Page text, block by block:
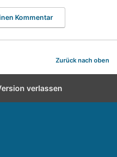
Kommentar
Zurück nach oben
verlassen